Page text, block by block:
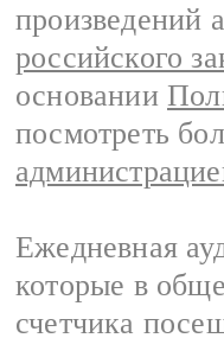
произведений
российского
основании
посмотреть
Ежедневная
которые в
счетчика